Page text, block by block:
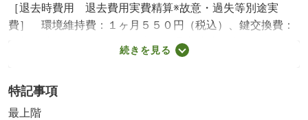
［退去時費用 退去費用実費精算※故意・過失等別途実
費］ 環境維持費：１ヶ月５５０円（税込）、鍵交換費：
ご契約時１６５００円（税込）、退去時清掃費：５２２５
０円（税込）、インターネット利用料：有料、更新手数
９６２６５０１・賃貸保証等：加入要（家賃等の１００％
または１２０％）・２０２１．１１．２７（土）に藍住店
続きを見る
特記事項
最上階